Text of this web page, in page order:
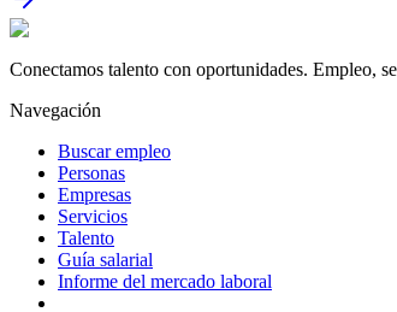
Conectamos talento con oportunidades. Empleo,
Navegación
Buscar empleo
Personas
Empresas
Servicios
Talento
Guía salarial
Informe del mercado laboral